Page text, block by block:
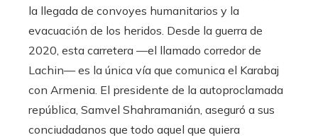
la llegada de convoyes humanitarios y la
evacuación de los heridos. Desde la guerra de
2020, esta carretera —el llamado corredor de
Lachin— es la única vía que comunica el Karabaj
con Armenia. El presidente de la autoproclamada
república, Samvel Shahramanián, aseguró a sus
conciudadanos que todo aquel que quiera